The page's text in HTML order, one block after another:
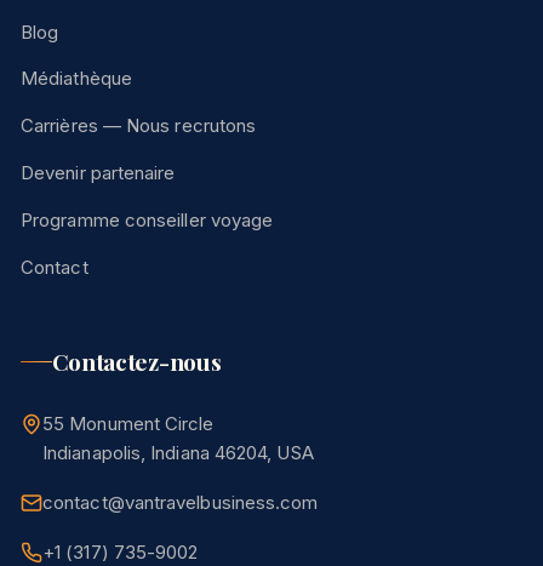
Blog
Médiathèque
Carrières — Nous recrutons
Devenir partenaire
Programme conseiller voyage
Contact
Contactez-nous
55 Monument Circle
Indianapolis, Indiana 46204, USA
contact@vantravelbusiness.com
+1 (317) 735-9002